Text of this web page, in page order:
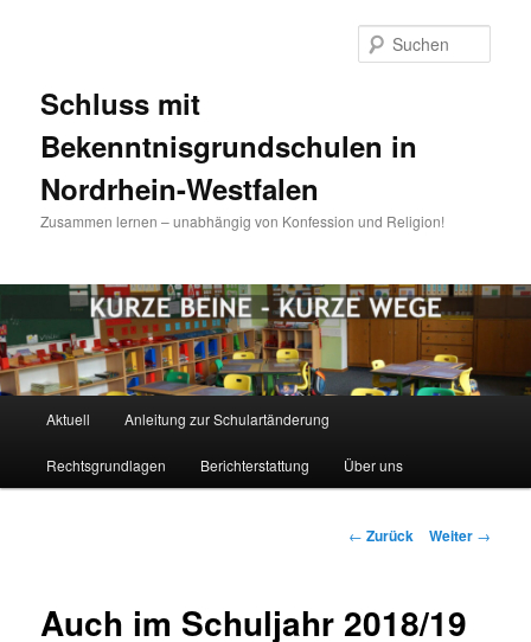
Schluss mit
Bekenntnisgrundschulen in
Nordrhein-Westfalen
Zusammen lernen – unabhängig von Konfession und Religion!
Aktuell Anleitung zur Schulartänderung
Rechtsgrundlagen Berichterstattung Über uns
Beitragsnavigation
← Zurück Weiter →
Auch im Schuljahr 2018/19